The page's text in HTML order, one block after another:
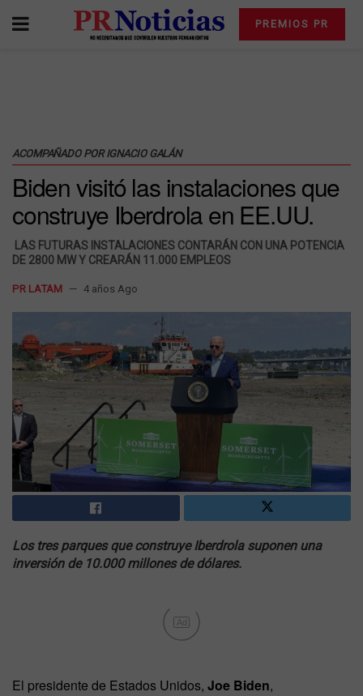
PREMIOS PR
ACOMPAÑADO POR IGNACIO GALÁN
Biden visitó las instalaciones que
construye Iberdrola en EE.UU.
LAS FUTURAS INSTALACIONES CONTARÁN CON UNA POTENCIA
DE 2800 MW Y CREARÁN 11.000 EMPLEOS
PR LATAM 4 años Ago
Los tres parques que construye Iberdrola suponen una
inversión de 10.000 millones de dólares.
Ad
El presidente de Estados Unidos, Joe Biden,